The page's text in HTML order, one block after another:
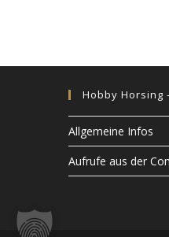
Hobby Horsing
Allgemeine Infos
Aufrufe aus der